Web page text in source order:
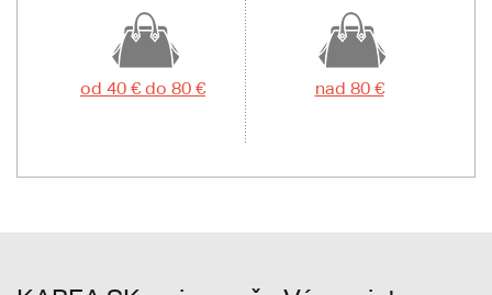
od 40 € do 80 € nad 80 €